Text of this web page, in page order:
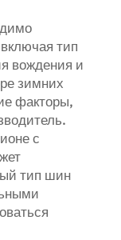
тип
вождения и
зимних
факторы,
с
тип шин